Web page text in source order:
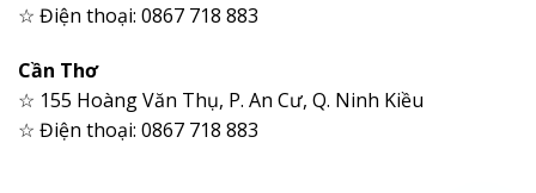
☆ Điện thoại: 0867 718 883
Cần Thơ
☆ 155 Hoàng Văn Thụ, P. An Cư, Q. Ninh Kiều
☆ Điện thoại: 0867 718 883